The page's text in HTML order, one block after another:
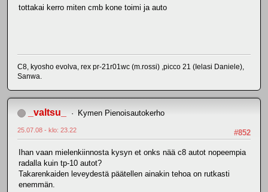
tottakai kerro miten cmb kone toimi ja auto
C8, kyosho evolva, rex pr-21r01wc (m.rossi) ,picco 21 (Ielasi Daniele),
Sanwa.
_valtsu_ Kymen Pienoisautokerho
#852
25.07.08 - klo: 23.22
Ihan vaan mielenkiinnosta kysyn et onks nää c8 autot nopeempia
radalla kuin tp-10 autot?
Takarenkaiden leveydestä päätellen ainakin tehoa on rutkasti
enemmän.